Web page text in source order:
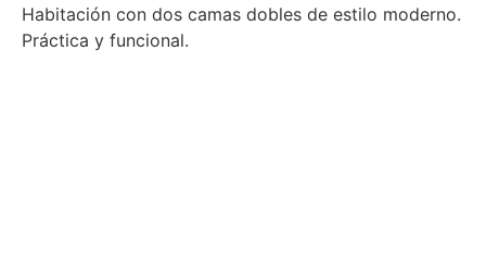
Habitación con dos camas dobles de estilo moderno.
Práctica y funcional.